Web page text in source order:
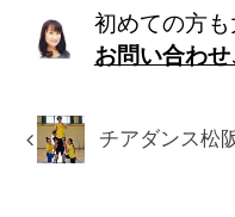
初めての方も
お問い合わ
チアダンス松